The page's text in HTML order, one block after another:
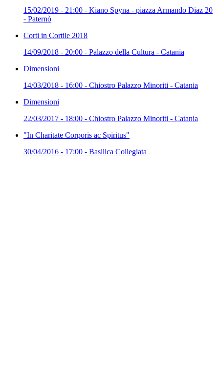
15/02/2019 - 21:00 - Kiano Spyna - piazza Armando Diaz 20
- Paternò
Corti in Cortile 2018
14/09/2018 - 20:00 - Palazzo della Cultura - Catania
Dimensioni
14/03/2018 - 16:00 - Chiostro Palazzo Minoriti - Catania
Dimensioni
22/03/2017 - 18:00 - Chiostro Palazzo Minoriti - Catania
"In Charitate Corporis ac Spiritus"
30/04/2016 - 17:00 - Basilica Collegiata